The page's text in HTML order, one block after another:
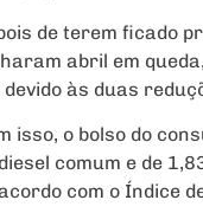
de terem ficado
abril em
devido às duas
isso, o bolso do
comum e de
com o Índice